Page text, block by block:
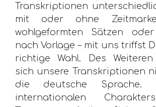
Transkriptionen
mit oder ohne
wohlgeformten Sätzen
nach Vorlage – mit uns triffst
richtige Wahl. Des
sich unsere Transkriptionen
die deutsche Sprache.
internationalen